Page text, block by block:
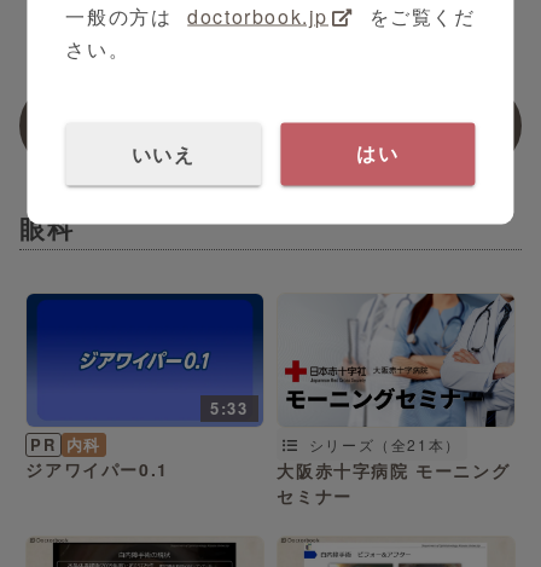
眼科
5:33
PR 内科
ジアワイパー0.1
シリーズ（全21本）
大阪赤十字病院 モーニング
セミナー
一般の方は
doctorbook.jp
をご覧くだ
さい。
いいえ はい